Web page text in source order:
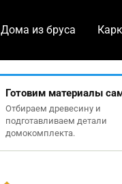
Дома из бруса
Готовим материалы
Отбираем древесину и
подготавливаем детали
домокомплекта.